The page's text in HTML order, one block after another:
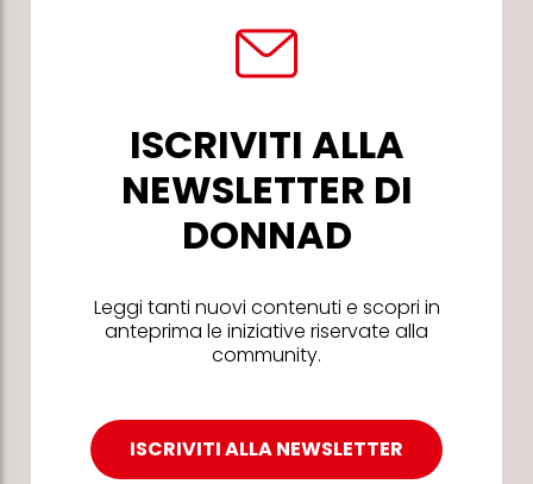
ISCRIVITI ALLA
NEWSLETTER DI
DONNAD
Leggi tanti nuovi contenuti e scopri in
anteprima le iniziative riservate alla
community.
ISCRIVITI ALLA NEWSLETTER